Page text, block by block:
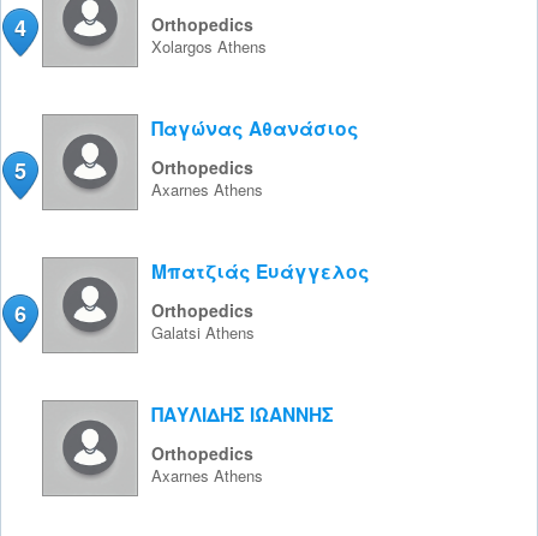
4 Orthopedics
Xolargos Athens
5
Παγώνας Αθανάσιος
Orthopedics
Axarnes Athens
6
Μπατζιάς Ευάγγελος
Orthopedics
Galatsi Athens
ΠΑΥΛΙΔΗΣ ΙΩΑΝΝΗΣ
Orthopedics
Axarnes Athens